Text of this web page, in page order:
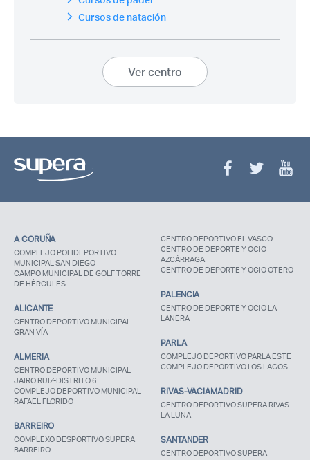
Cursos de natación
Ver centro
A CORUÑA
COMPLEJO POLIDEPORTIVO
MUNICIPAL SAN DIEGO
CAMPO MUNICIPAL DE GOLF TORRE
DE HÉRCULES
ALICANTE
CENTRO DEPORTIVO MUNICIPAL
GRAN VÍA
ALMERIA
CENTRO DEPORTIVO MUNICIPAL
JAIRO RUIZ-DISTRITO 6
COMPLEJO DEPORTIVO MUNICIPAL
RAFAEL FLORIDO
BARREIRO
COMPLEXO DESPORTIVO SUPERA
BARREIRO
CENTRO DEPORTIVO EL VASCO
CENTRO DE DEPORTE Y OCIO
AZCÁRRAGA
CENTRO DE DEPORTE Y OCIO OTERO
PALENCIA
CENTRO DE DEPORTE Y OCIO LA
LANERA
PARLA
COMPLEJO DEPORTIVO PARLA ESTE
COMPLEJO DEPORTIVO LOS LAGOS
RIVAS-VACIAMADRID
CENTRO DEPORTIVO SUPERA RIVAS
LA LUNA
SANTANDER
CENTRO DEPORTIVO SUPERA